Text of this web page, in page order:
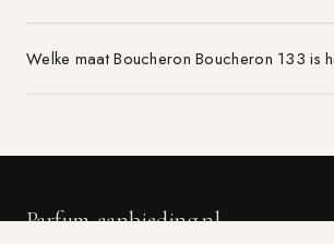
Welke maat Boucheron Boucheron 133 is
Parfum-aanbieding.nl